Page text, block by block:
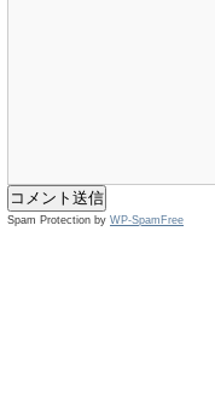
Spam Protection by WP-SpamFree